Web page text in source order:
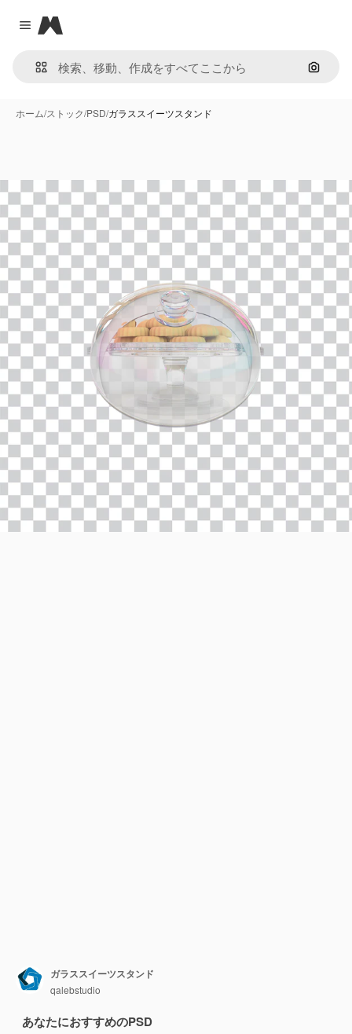
Close menu
Magnific
画像で
ホーム/ストック/PSD/ガラススイーツスタンド
ガラススイーツスタンド
qalebstudio
あなたにおすすめのPSD